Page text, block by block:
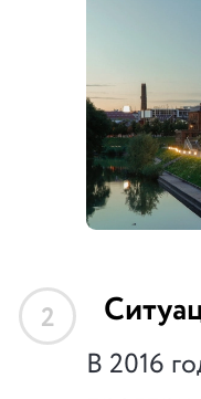
2
В 2016